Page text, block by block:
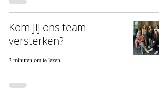
Kom jij ons team
versterken?
3 minuten om te lezen